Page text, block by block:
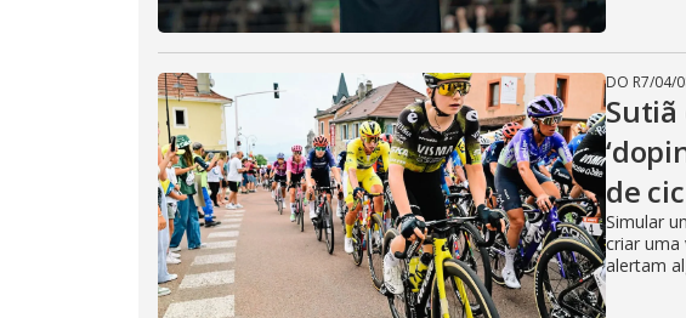
DO R7/04/
Sutiã
de
Simular
criar uma
alertam